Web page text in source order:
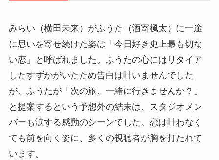
みらい（横田未来）がふうた（酒寄楓太）に一途
に思いを寄せ続けた姿は「今日好き史上最も切な
い恋」と呼ばれました。ふうたの心にはリタイア
したすずかがいたため告白は叶いませんでした
が、ふうたが「次の旅、一緒に行きませんか？」
と提案するという予想外の結末は、スタジオメン
バーも涙する感動のシーンでした。恋は叶わなく
ても前を向く姿に、多くの視聴者が胸を打たれて
います。